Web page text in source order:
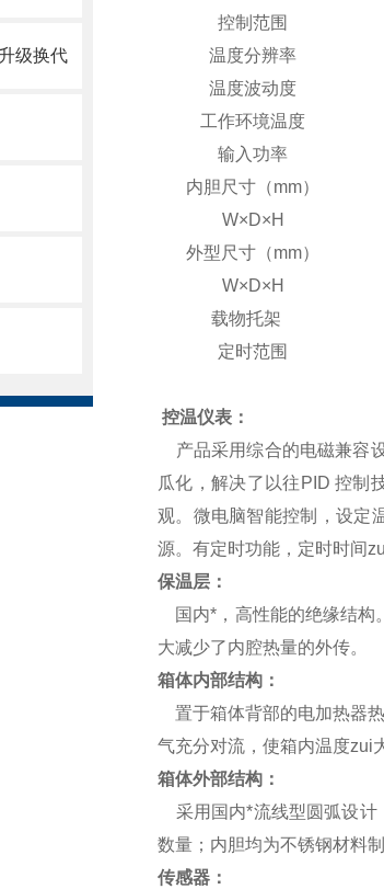
级换代
控制范围
温度分辨率
温度波动度
工作环境温度
输入功率
内胆尺寸（mm）
W×D×H
外型尺寸（mm）
W×D×H
载物托架
定时范围
控温仪表：
产品采用综合的电磁兼容
瓜化，解决了以往 PID 控制
观。微电脑智能控制，设定
源。有定时功能，定时时间
保温层：
国内*，高性能的绝缘结构
大减少了内腔热量的外传。
箱体内部结构：
置于箱体背部的电加热器
气充分对流，使箱内温度zui
箱体外部结构：
采用国内*流线型圆弧设计
数量；内胆均为不锈钢材料
传感器：